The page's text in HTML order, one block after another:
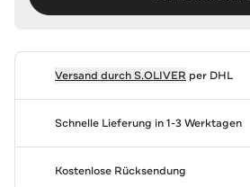
Versand durchS.OLIVER per DHL
Schnelle Lieferung in 1-3 Werktagen
Kostenlose Rücksendung